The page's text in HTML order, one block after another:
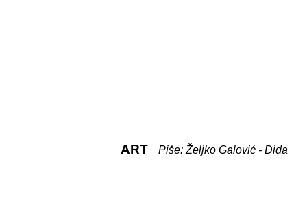
ART Piše: Željko Galović - Dida